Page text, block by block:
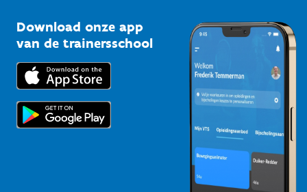
Bedrijven
Trainers en begeleiders
Topsporters
Kennisplatform
Downloads
Voor de pers
Download onze app
van de trainersschool